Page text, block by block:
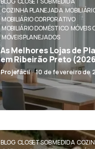
COZINHA PLANEJADA
MOBILIÁRIO CORPORATIVO
MOBILIÁRIO DOMÉSTICO MÓVEIS
MÓVEIS PLANEJADOS
As Melhores Lojas de
em Ribeirão Preto
Projefácil 10 de fevereiro de
BLOG CLOSET SOB MEDIDA